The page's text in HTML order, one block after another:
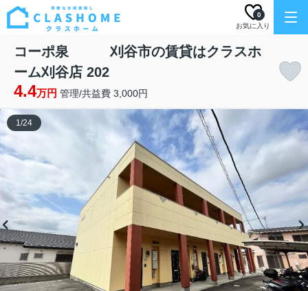
お気に入り
0
コーポ泉 刈谷市の賃貸はクラスホ
ーム刈谷店 202
4.4万円 管理/共益費 3,000円
1/24